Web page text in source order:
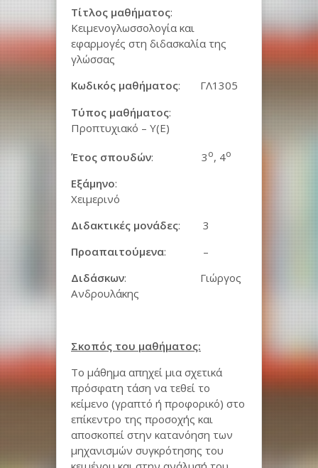
Τίτλος μαθήματος:
Κειμενογλωσσολογία και
εφαρμογές στη διδασκαλία της
γλώσσας
Κωδικός μαθήματος: ΓΛ1305
Τύπος μαθήματος:
Προπτυχιακό – Υ(Ε)
Έτος σπουδών: 3ο, 4ο
Εξάμηνο:
Χειμερινό
Διδακτικές μονάδες: 3
Προαπαιτούμενα: –
Διδάσκων: Γιώργος
Ανδρουλάκης
Σκοπός του μαθήματος:
Το μάθημα απηχεί μια σχετικά
πρόσφατη τάση να τεθεί το
κείμενο (γραπτό ή προφορικό) στο
επίκεντρο της προσοχής και
αποσκοπεί στην κατανόηση των
μηχανισμών συγκρότησης του